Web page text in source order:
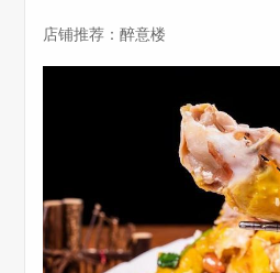
店铺推荐：醉意楼